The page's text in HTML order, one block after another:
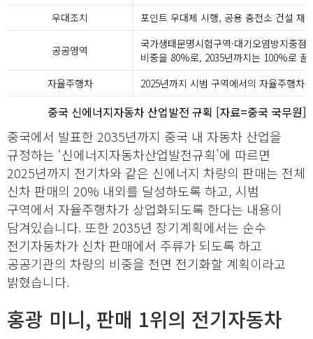
우대조치
포인트 우대제 시행, 공용 충전소 건설 재
공공영역
국가생태문명시험구역·대기오염방지중
비중을 80%로, 2035년까지는 100%로 끌
자율주행차
2025년까지 시범 구역에서의 자율주행차
중국 신에너지자동차 산업발전 규획 [자료=중국 국무원]
중국에서 발표한 2035년까지 중국 내 자동차 산업을
규정하는 ‘신에너지자동차산업발전규획’에 따르면
2025년까지 전기차와 같은 신에너지 차량의 판매는 전체
신차 판매의 20% 내외를 달성하도록 하고, 시범
구역에서 자율주행차가 상업화되도록 한다는 내용이
담겨있습니다. 또한 2035년 장기계획에서는 순수
전기자동차가 신차 판매에서 주류가 되도록 하고
공공기관의 차량의 비중을 전면 전기화할 계획이라고
밝혔습니다.
홍광 미니, 판매 1위의 전기자동차